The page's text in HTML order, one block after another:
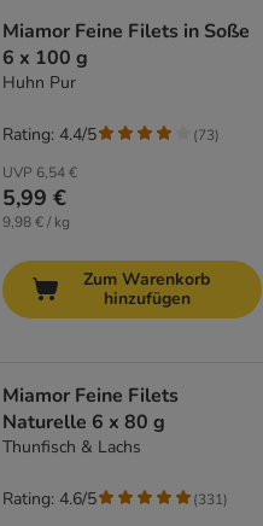
Miamor Feine Filets in Soße
6 x 100 g
Huhn Pur
UVP 6,54 €
5,99 €
9,98 € / kg
Rating: 4.4/5 (73)
Zum Warenkorb
hinzufügen
Miamor Feine Filets
Naturelle 6 x 80 g
Thunfisch & Lachs
Rating: 4.6/5 (331)